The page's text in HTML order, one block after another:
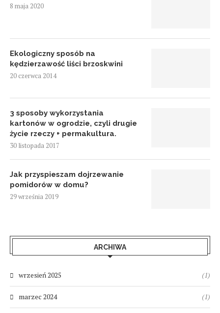
8 maja 2020
Ekologiczny sposób na
kędzierzawość liści brzoskwini
20 czerwca 2014
3 sposoby wykorzystania
kartonów w ogrodzie, czyli drugie
życie rzeczy + permakultura.
30 listopada 2017
Jak przyspieszam dojrzewanie
pomidorów w domu?
29 września 2019
ARCHIWA
wrzesień 2025 (1)
marzec 2024 (1)